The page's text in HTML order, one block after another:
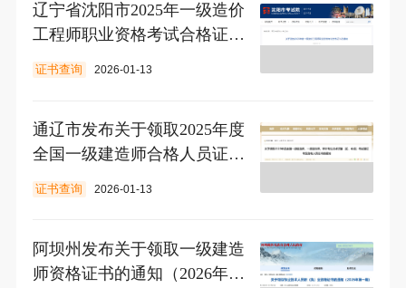
辽宁省沈阳市2025年一级造价
工程师职业资格考试合格证书
领取通知
证书查询 2026-01-13
通辽市发布关于领取2025年度
全国一级建造师合格人员证书
的通知
证书查询 2026-01-13
阿坝州发布关于领取一级建造
师资格证书的通知（2026年第